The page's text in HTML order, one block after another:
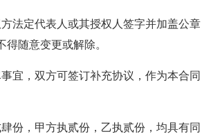
法定代表人或其授权人签字并加盖公章
得随意变更或解除。
宜，双方可签订补充协议，作为本合同
份，甲方执贰份，乙执贰份，均具有同